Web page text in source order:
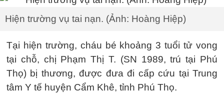
Hiện trường vụ tai nạn. (Ảnh: Hoàng Hiệp)
Tại hiện trường, cháu bé khoảng 3 tuổi tử vong
tại chỗ, chị Phạm Thị T. (SN 1989, trú tại Phú
Thọ) bị thương, được đưa đi cấp cứu tại Trung
tâm Y tế huyện Cẩm Khê, tỉnh Phú Thọ.